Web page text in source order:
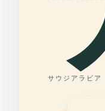
サウジアラビア